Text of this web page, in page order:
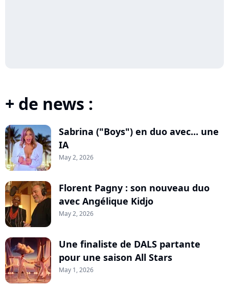
+ de news :
Sabrina ("Boys") en duo avec... une
IA
May 2, 2026
Florent Pagny : son nouveau duo
avec Angélique Kidjo
May 2, 2026
Une finaliste de DALS partante
pour une saison All Stars
May 1, 2026